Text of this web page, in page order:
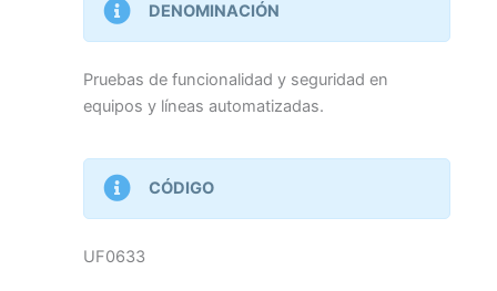
DENOMINACIÓN
Pruebas de funcionalidad y seguridad en
equipos y líneas automatizadas.
CÓDIGO
UF0633